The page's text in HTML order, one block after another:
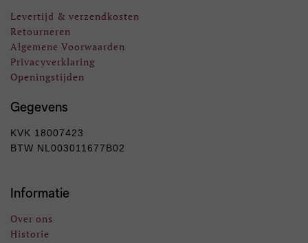
Levertijd & verzendkosten
Retourneren
Algemene Voorwaarden
Privacyverklaring
Openingstijden
Gegevens
KVK 18007423
BTW NL003011677B02
Informatie
Over ons
Historie